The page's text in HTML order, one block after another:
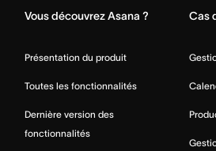
Vous découvrez Asana ?
Présentation du produit
Toutes les fonctionnalités
Dernière version des
fonctionnalités
Cas